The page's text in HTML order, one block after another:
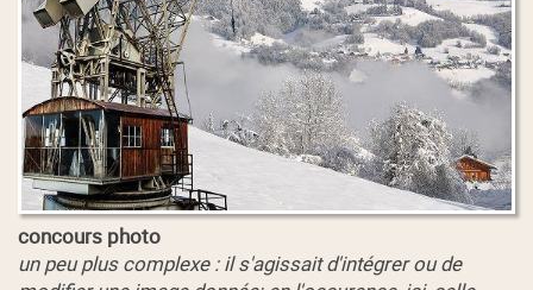
concours photo
un peu plus complexe : il s'agissait d'intégrer ou de